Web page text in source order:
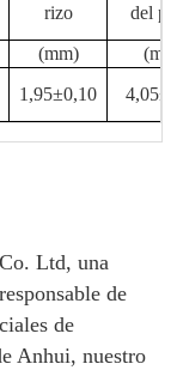
rizo
del
(mm)
1,95±0,10
Ltd, una
de
de
Anhui, nuestro